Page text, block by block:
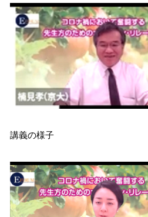
講義の様子